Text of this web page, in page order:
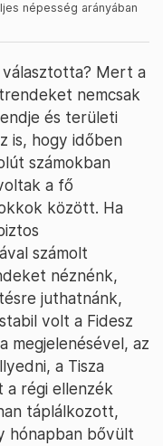
népesség arányában
Mert a
nemcsak
és területi
is, hogy időben
számokban
a fő
között. Ha
számolt
néznénk,
juthatnánk,
volt a Fidesz
megjelenésével, az
a Tisza
a régi ellenzék
táplálkozott,
hónapban bővült